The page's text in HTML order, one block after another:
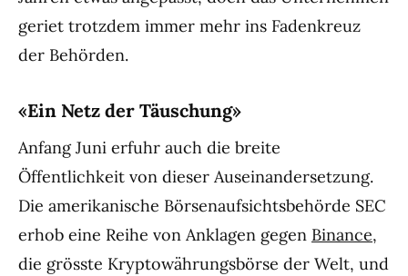
geriet trotzdem immer mehr ins Fadenkreuz
der Behörden.
«Ein Netz der Täuschung»
Anfang Juni erfuhr auch die breite
Öffentlichkeit von dieser Auseinandersetzung.
Die amerikanische Börsenaufsichtsbehörde SEC
erhob eine Reihe von Anklagen gegen Binance,
die grösste Kryptowährungsbörse der Welt, und